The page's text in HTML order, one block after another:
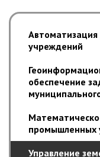
учреждений
обеспечение
промышленных
Управление